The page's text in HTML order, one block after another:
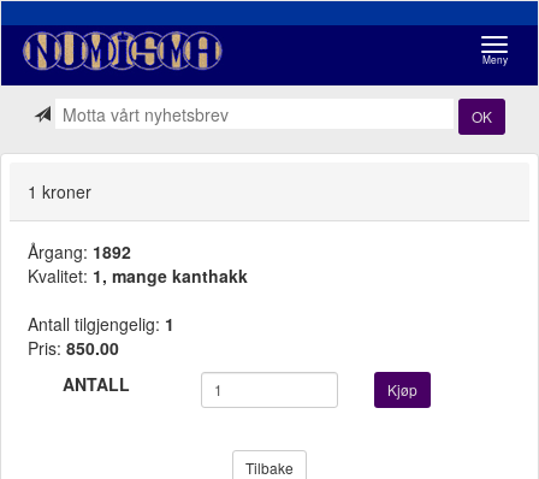
Meny
OK
1 kroner
Årgang: 1892
Kvalitet: 1, mange kanthakk
Antall tilgjengelig: 1
Pris: 850.00
ANTALL
Kjøp
Tilbake